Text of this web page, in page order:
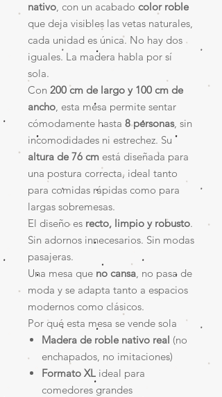
nativo , con un acabado color roble
que deja visibles las vetas naturales,
cada unidad es única. No hay dos
iguales. La madera habla por sí
sola.
Con 200 cm de largo y 100 cm de
ancho , esta mesa permite sentar
cómodamente hasta 8 personas, sin
incomodidades ni estrechez. Su
altura de 76 cm está diseñada para
una postura correcta, ideal tanto
para comidas rápidas como para
largas sobremesas.
El diseño es recto, limpio y robusto.
Sin adornos innecesarios. Sin modas
pasajeras.
Una mesa que no cansa , no pasa de
moda y se adapta tanto a espacios
modernos como clásicos.
Por qué esta mesa se vende sola
Madera de roble nativo real (no
enchapados, no imitaciones)
Formato XL ideal para
comedores grandes